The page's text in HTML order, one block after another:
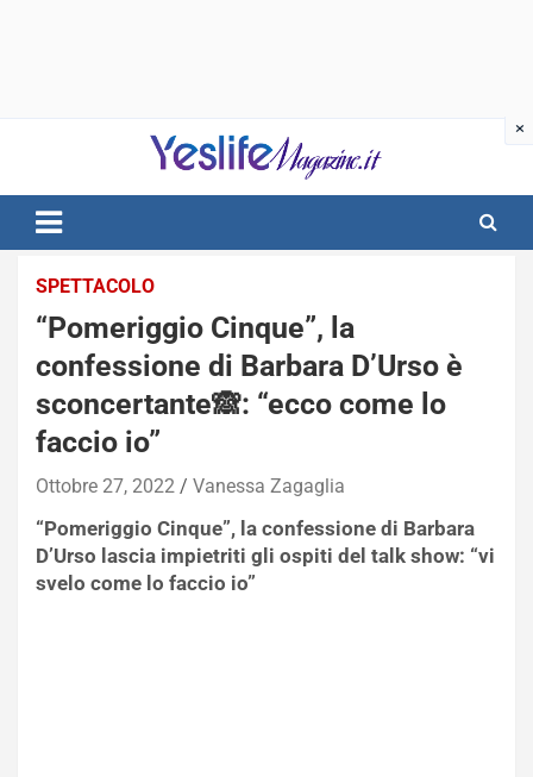
notizie di intrattenimento
SPETTACOLO
“Pomeriggio Cinque”, la
confessione di Barbara D’Urso è
sconcertante🙈: “ecco come lo
faccio io”
Ottobre 27, 2022 Vanessa Zagaglia
“Pomeriggio Cinque”, la confessione di Barbara
D’Urso lascia impietriti gli ospiti del talk show: “vi
svelo come lo faccio io”